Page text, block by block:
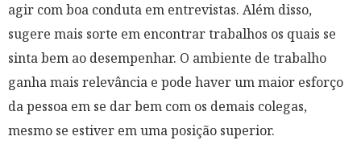
agir com boa conduta em entrevistas. Além disso,
sugere mais sorte em encontrar trabalhos os quais se
sinta bem ao desempenhar. O ambiente de trabalho
ganha mais relevância e pode haver um maior esforço
da pessoa em se dar bem com os demais colegas,
mesmo se estiver em uma posição superior.